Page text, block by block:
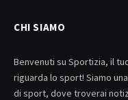
CHI SIAMO
Benvenuti su Sportizia, il
riguarda lo sport! Siamo
di sport, dove troverai